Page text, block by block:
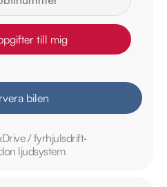
till mig
bilen
/ fyrhjulsdrift
ljudsystem